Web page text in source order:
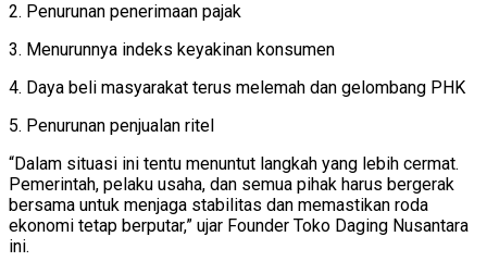
2. Penurunan penerimaan pajak
3. Menurunnya indeks keyakinan konsumen
4. Daya beli masyarakat terus melemah dan gelombang PHK
5. Penurunan penjualan ritel
“Dalam situasi ini tentu menuntut langkah yang lebih cermat.
Pemerintah, pelaku usaha, dan semua pihak harus bergerak
bersama untuk menjaga stabilitas dan memastikan roda
ekonomi tetap berputar,” ujar Founder Toko Daging Nusantara
ini.